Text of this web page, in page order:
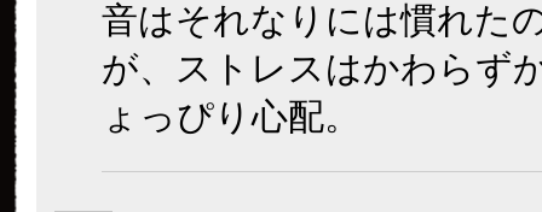
音はそれなりには慣れた
が、ストレスはかわらず
ょっぴり心配。